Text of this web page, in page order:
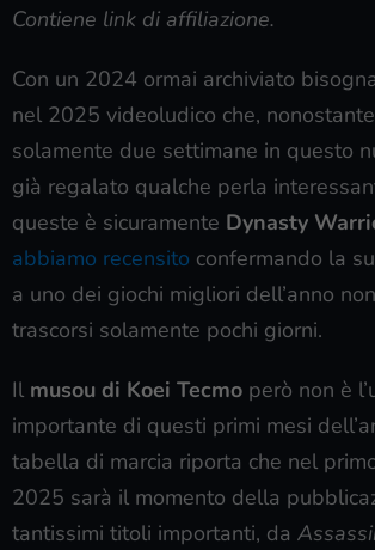
Contiene link di affiliazione.
Con un 2024 ormai archiviato
nel 2025 videoludico che,
solamente due settimane in questo
già regalato qualche perla
queste è sicuramente Dynasty
abbiamo recensito confermando la
a uno dei giochi migliori dell’anno
trascorsi solamente pochi giorni.
Il musou di Koei Tecmo però non è
importante di questi primi mesi
tabella di marcia riporta che nel
2025 sarà il momento della
tantissimi titoli importanti, da